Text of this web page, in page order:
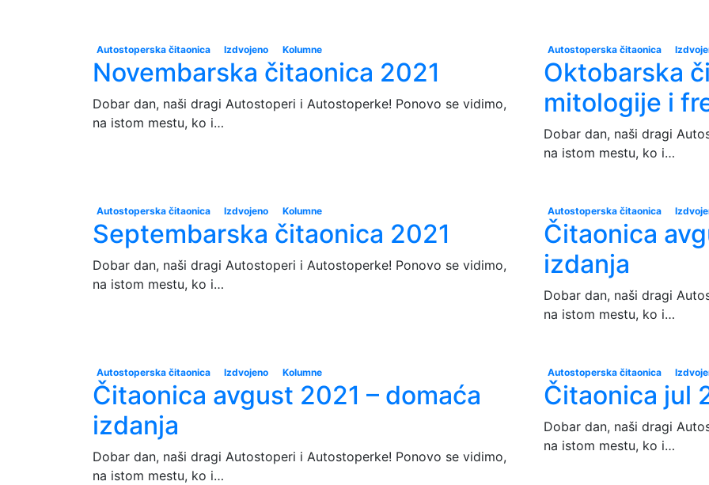
Autostoperska čitaonica Izdvojeno Kolumne
Novembarska čitaonica 2021
Dobar dan, naši dragi Autostoperi i Autostoperke! Ponovo se vidimo,
na istom mestu, ko i…
Autostoperska čitaonica
Oktobarska
mitologije i
Dobar dan, naši dragi
na istom mestu, ko i…
Autostoperska čitaonica Izdvojeno Kolumne
Septembarska čitaonica 2021
Dobar dan, naši dragi Autostoperi i Autostoperke! Ponovo se vidimo,
na istom mestu, ko i…
Autostoperska čitaonica
Čitaonica
izdanja
Dobar dan, naši dragi
na istom mestu, ko i…
Autostoperska čitaonica Izdvojeno Kolumne
Čitaonica avgust 2021 – domaća
izdanja
Dobar dan, naši dragi Autostoperi i Autostoperke! Ponovo se vidimo,
na istom mestu, ko i…
Autostoperska čitaonica
Čitaonica jul
Dobar dan, naši dragi
na istom mestu, ko i…